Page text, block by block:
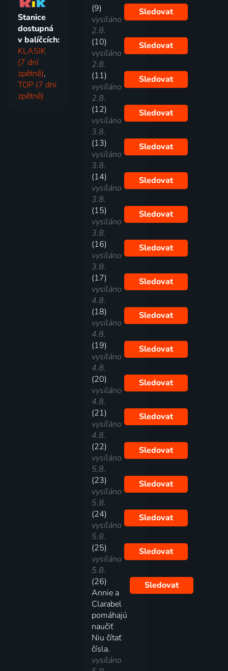
Stanice
dostupná
v balíčcích:
KLASIK
(7 dní
zpětně),
TOP (7 dní
zpětně)
(9)
vysíláno
2.8.
Sledovat
(10)
vysíláno
2.8.
Sledovat
(11)
vysíláno
2.8.
Sledovat
(12)
vysíláno
3.8.
Sledovat
(13)
vysíláno
3.8.
Sledovat
(14)
vysíláno
3.8.
Sledovat
(15)
vysíláno
3.8.
Sledovat
(16)
vysíláno
3.8.
Sledovat
(17)
vysíláno
4.8.
Sledovat
(18)
vysíláno
4.8.
Sledovat
(19)
vysíláno
4.8.
Sledovat
(20)
vysíláno
4.8.
Sledovat
(21)
vysíláno
4.8.
Sledovat
(22)
vysíláno
5.8.
Sledovat
(23)
vysíláno
5.8.
Sledovat
(24)
vysíláno
5.8.
Sledovat
(25)
vysíláno
5.8.
Sledovat
(26)
Annie a
Clarabel
pomáhajú
naučiť
Niu čítať
čísla.
vysíláno
Sledovat